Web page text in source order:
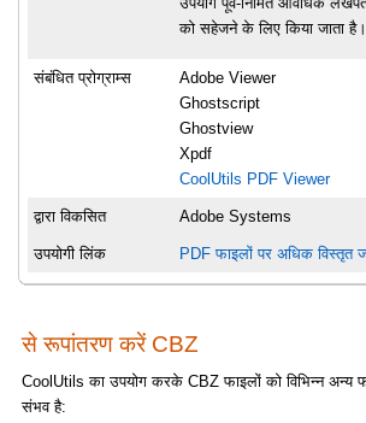
को सहेजने के लिए किया जाता है।
संबंधित प्रोग्राम्स
Adobe Viewer
Ghostscript
Ghostview
Xpdf
CoolUtils PDF Viewer
द्वारा विकसित Adobe Systems
उपयोगी लिंक PDF फाइलों पर अधिक विस्तृत
से रूपांतरण करें CBZ
CoolUtils का उपयोग करके CBZ फाइलों को विभिन्न अन्य
संभव है: